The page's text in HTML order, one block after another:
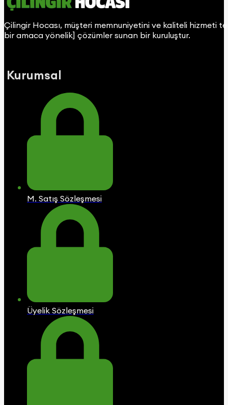
Çilingir Hocası, müşteri memnuniyetini ve kaliteli hizmeti
bir amaca yönelik] çözümler sunan bir kuruluştur.
Kurumsal
M. Satış Sözleşmesi
Üyelik Sözleşmesi